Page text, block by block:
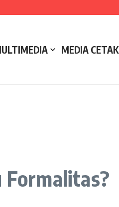
MEDIA CETAK
Formalitas?